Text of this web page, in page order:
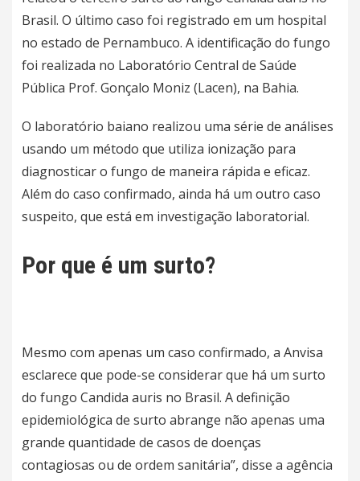
Brasil. O último caso foi registrado em um hospital
no estado de Pernambuco. A identificação do fungo
foi realizada no Laboratório Central de Saúde
Pública Prof. Gonçalo Moniz (Lacen), na Bahia.
O laboratório baiano realizou uma série de análises
usando um método que utiliza ionização para
diagnosticar o fungo de maneira rápida e eficaz.
Além do caso confirmado, ainda há um outro caso
suspeito, que está em investigação laboratorial.
Por que é um surto?
Mesmo com apenas um caso confirmado, a Anvisa
esclarece que pode-se considerar que há um surto
do fungo Candida auris no Brasil. A definição
epidemiológica de surto abrange não apenas uma
grande quantidade de casos de doenças
contagiosas ou de ordem sanitária”, disse a agência